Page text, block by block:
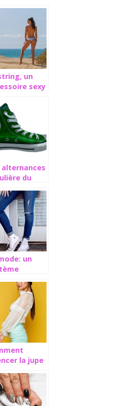
un
sexy
alternances
du
un
la jupe